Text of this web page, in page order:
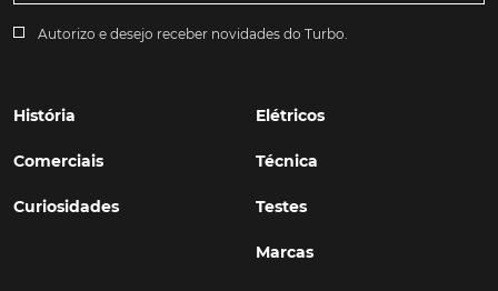
Autorizo e desejo receber novidades do Turbo.
História
Comerciais
Curiosidades
Elétricos
Técnica
Testes
Marcas